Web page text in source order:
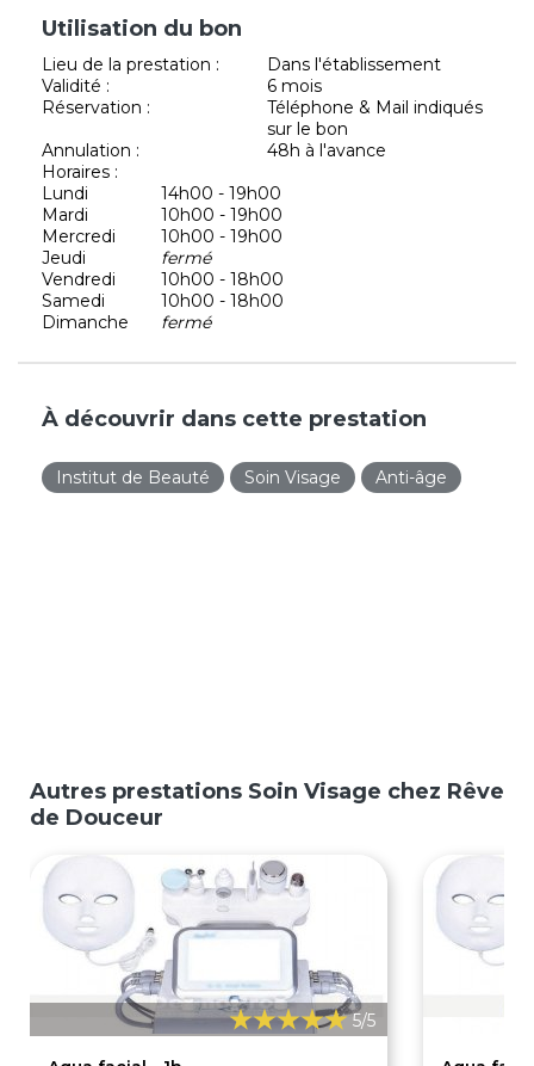
Utilisation du bon
Lieu de la prestation :
Dans l'établissement
Validité :
6 mois
Réservation :
Téléphone & Mail indiqués
sur le bon
Annulation :
48h à l'avance
Horaires :
Lundi
14h00 - 19h00
Mardi
10h00 - 19h00
Mercredi
10h00 - 19h00
Jeudi
fermé
Vendredi
10h00 - 18h00
Samedi
10h00 - 18h00
Dimanche
fermé
À découvrir dans cette prestation
Institut de Beauté Soin Visage Anti-âge
Autres prestations Soin Visage chez Rêve
de Douceur
5/5